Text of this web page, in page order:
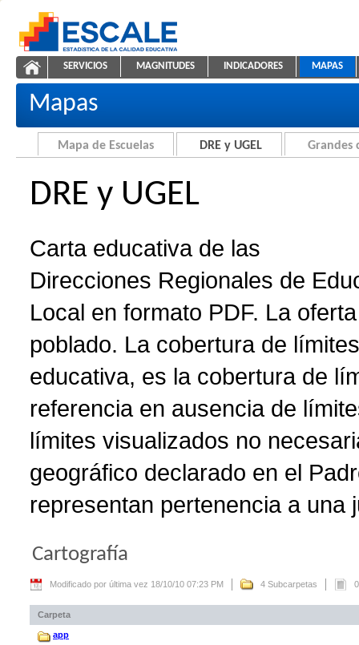
ESCALE - Unidad de Estadística Educativa
Carta educativa de DRE y UGEL
NAVEGACIÓN
SERVICIOS MAGNITUDES INDICADORES MAPAS
Mapas
Mapa de Escuelas DRE y UGEL Grandes
DRE y UGEL
Carta educativa de las
Direcciones Regionales de
Local en formato PDF. La
poblado. La cobertura de
educativa, es la cobertura de
referencia en ausencia de
límites visualizados no
geográfico declarado en el
representan pertenencia a una
Cartografía
Modificado por última vez 18/10/10 07:23 PM 4 Subcarpetas
Carpeta
app